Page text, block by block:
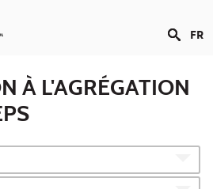
FR
À L'AGRÉGATION